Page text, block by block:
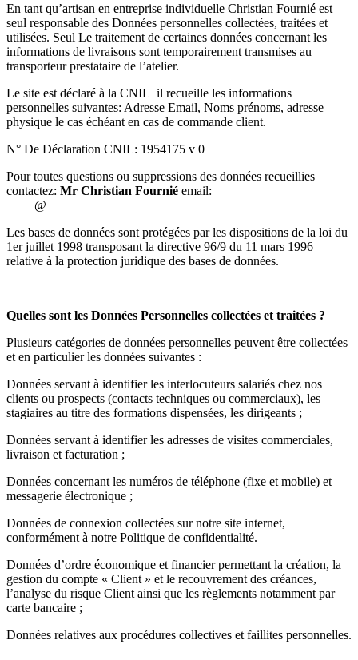
En tant qu’artisan en entreprise individuelle Christian Fournié est
seul responsable des Données personnelles collectées, traitées et
utilisées. Seul Le traitement de certaines données concernant les
informations de livraisons sont temporairement transmises au
transporteur prestataire de l’atelier.
Le site est déclaré à la CNIL il recueille les informations
personnelles suivantes: Adresse Email, Noms prénoms, adresse
physique le cas échéant en cas de commande client.
N° De Déclaration CNIL: 1954175 v 0
Pour toutes questions ou suppressions des données recueillies
contactez: Mr Christian Fournié email:
@
Les bases de données sont protégées par les dispositions de la loi du
1er juillet 1998 transposant la directive 96/9 du 11 mars 1996
relative à la protection juridique des bases de données.
Quelles sont les Données Personnelles collectées et traitées ?
Plusieurs catégories de données personnelles peuvent être collectées
et en particulier les données suivantes :
Données servant à identifier les interlocuteurs salariés chez nos
clients ou prospects (contacts techniques ou commerciaux), les
stagiaires au titre des formations dispensées, les dirigeants ;
Données servant à identifier les adresses de visites commerciales,
livraison et facturation ;
Données concernant les numéros de téléphone (fixe et mobile) et
messagerie électronique ;
Données de connexion collectées sur notre site internet,
conformément à notre Politique de confidentialité.
Données d’ordre économique et financier permettant la création, la
gestion du compte « Client » et le recouvrement des créances,
l’analyse du risque Client ainsi que les règlements notamment par
carte bancaire ;
Données relatives aux procédures collectives et faillites personnelles.